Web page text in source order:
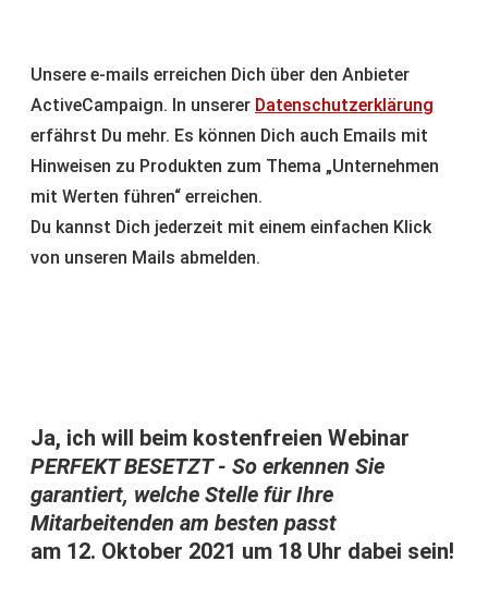
Unsere e-mails erreichen Dich über den Anbieter
ActiveCampaign. In unserer Datenschutzerklärung
erfährst Du mehr. Es können Dich auch Emails mit
Hinweisen zu Produkten zum Thema „Unternehmen
mit Werten führen“ erreichen.
Du kannst Dich jederzeit mit einem einfachen Klick
von unseren Mails abmelden.
Ja, ich will beim kostenfreien Webinar
PERFEKT BESETZT - So erkennen Sie
garantiert, welche Stelle für Ihre
Mitarbeitenden am besten passt
am 12. Oktober 2021 um 18 Uhr dabei sein!